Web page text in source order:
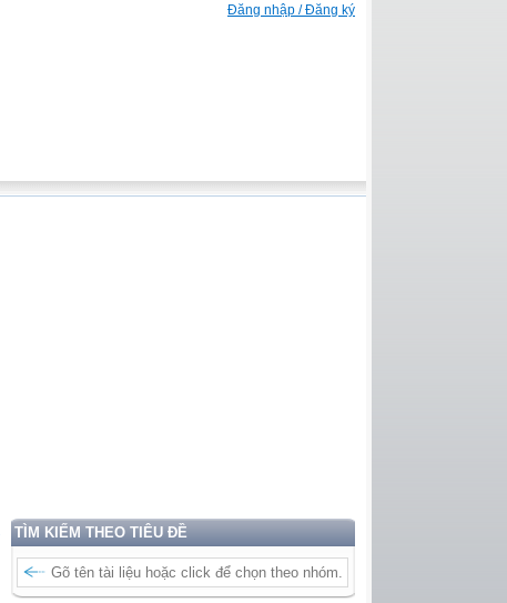
Đăng nhập / Đăng ký
TÌM KIẾM THEO TIÊU ĐỀ